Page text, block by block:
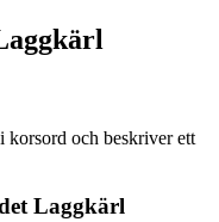
korsord och beskriver ett
Laggkärl